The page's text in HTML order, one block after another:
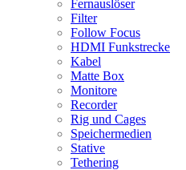
Fernauslöser
Filter
Follow Focus
HDMI Funkstrecke
Kabel
Matte Box
Monitore
Recorder
Rig und Cages
Speichermedien
Stative
Tethering